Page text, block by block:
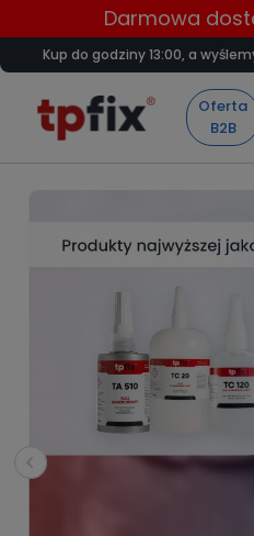
Darmowa
Kup do godziny 13:00, a
Oferta
B2B